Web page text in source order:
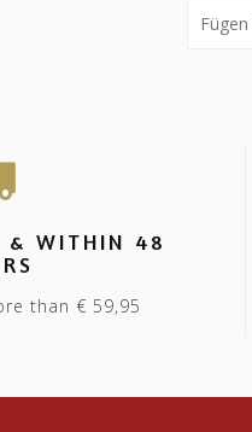
& WITHIN 48
than € 59,95